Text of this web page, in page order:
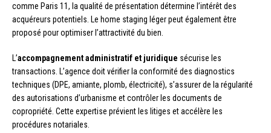
comme Paris 11, la qualité de présentation détermine l’intérêt des
acquéreurs potentiels. Le home staging léger peut également être
proposé pour optimiser l’attractivité du bien.
L’accompagnement administratif et juridique sécurise les
transactions. L’agence doit vérifier la conformité des diagnostics
techniques (DPE, amiante, plomb, électricité), s’assurer de la régularité
des autorisations d’urbanisme et contrôler les documents de
copropriété. Cette expertise prévient les litiges et accélère les
procédures notariales.